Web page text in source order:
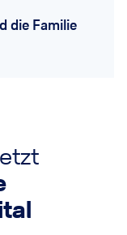
die Familie